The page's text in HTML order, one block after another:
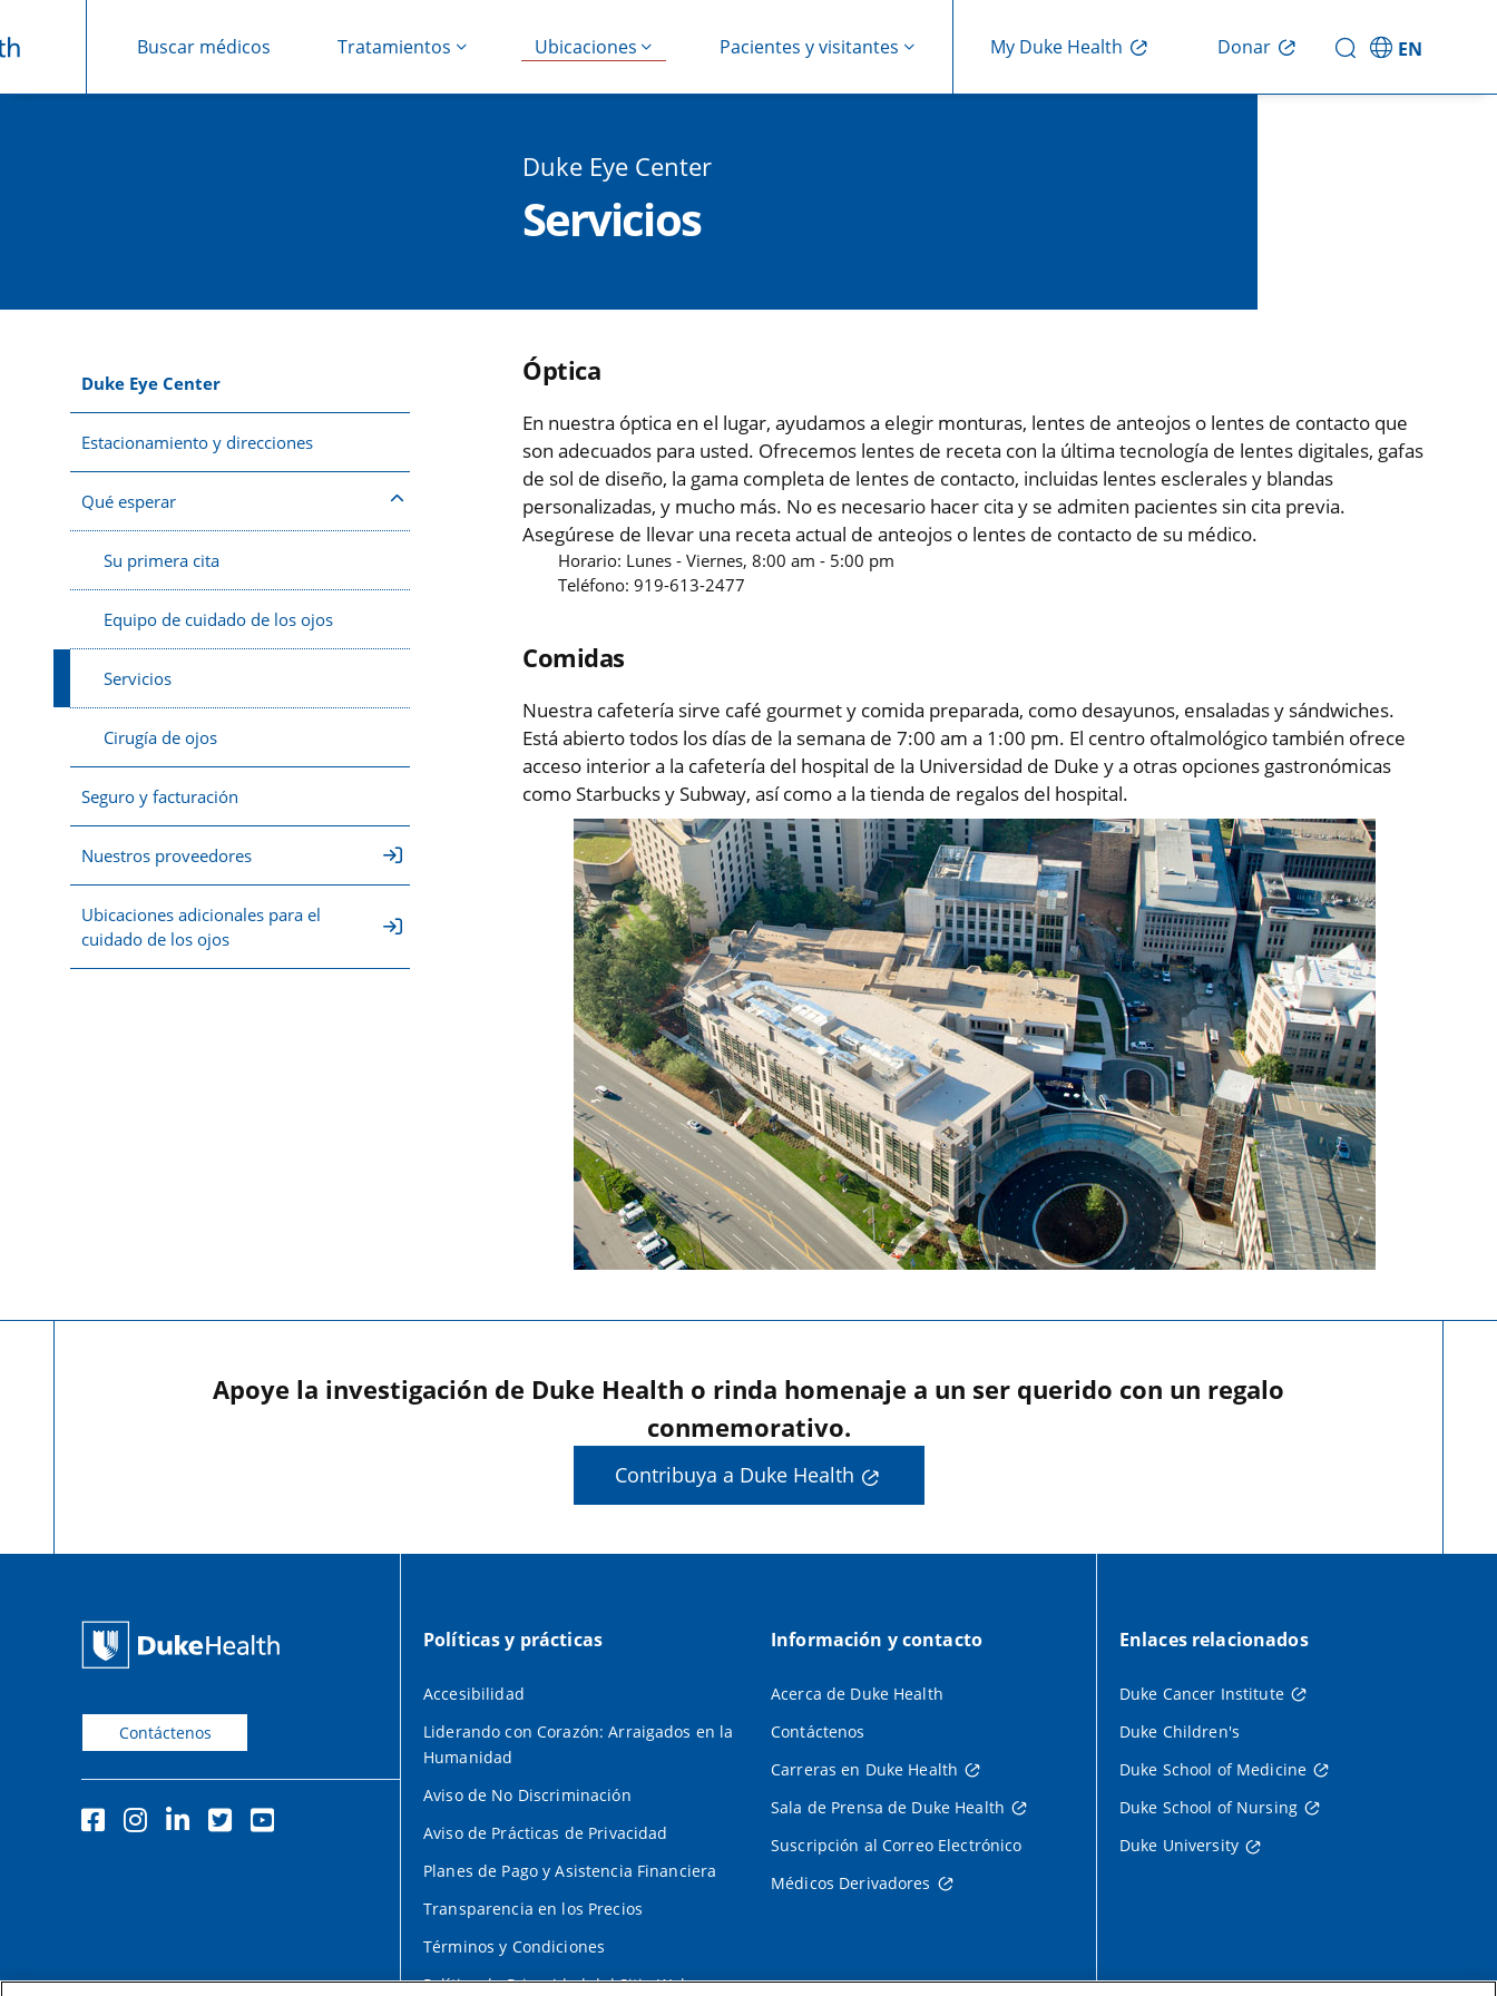
Buscar médicos Tratamientos Ubicaciones Pacientes y visitantes My Duke Health Donar EN
Duke Eye Center
Servicios
Duke Eye Center
Estacionamiento y direcciones
Qué esperar
Su primera cita
Equipo de cuidado de los ojos
Servicios
Cirugía de ojos
Seguro y facturación
Nuestros proveedores
Ubicaciones adicionales para el
cuidado de los ojos
Óptica
En nuestra óptica en el lugar, ayudamos a elegir monturas, lentes de anteojos o lentes de contacto que
son adecuados para usted. Ofrecemos lentes de receta con la última tecnología de lentes digitales, gafas
de sol de diseño, la gama completa de lentes de contacto, incluidas lentes esclerales y blandas
personalizadas, y mucho más. No es necesario hacer cita y se admiten pacientes sin cita previa.
Asegúrese de llevar una receta actual de anteojos o lentes de contacto de su médico.
Horario: Lunes - Viernes, 8:00 am - 5:00 pm
Teléfono: 919-613-2477
Comidas
Nuestra cafetería sirve café gourmet y comida preparada, como desayunos, ensaladas y sándwiches.
Está abierto todos los días de la semana de 7:00 am a 1:00 pm. El centro oftalmológico también ofrece
acceso interior a la cafetería del hospital de la Universidad de Duke y a otras opciones gastronómicas
como Starbucks y Subway, así como a la tienda de regalos del hospital.
Apoye la investigación de Duke Health o rinda homenaje a un ser querido con un regalo
conmemorativo.
Contribuya a Duke Health
Contáctenos
Políticas y prácticas
Accesibilidad
Liderando con Corazón: Arraigados en la
Humanidad
Aviso de No Discriminación
Aviso de Prácticas de Privacidad
Planes de Pago y Asistencia Financiera
Transparencia en los Precios
Términos y Condiciones
Política de Privacidad del Sitio Web
Información y contacto
Acerca de Duke Health
Contáctenos
Carreras en Duke Health
Sala de Prensa de Duke Health
Suscripción al Correo Electrónico
Médicos Derivadores
Enlaces relacionados
Duke Cancer Institute
Duke Children's
Duke School of Medicine
Duke School of Nursing
Duke University